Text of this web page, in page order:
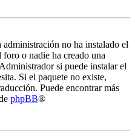
administración no ha instalado el
o nadie ha creado una
si puede instalar el
Si el paquete no existe,
Puede encontrar más
phpBB®